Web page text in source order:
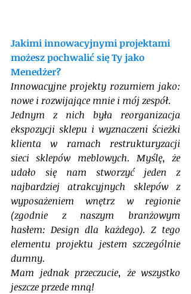
Jakimi innowacyjnymi projektami
możesz pochwalić się Ty jako
Menedżer?
Innowacyjne projekty rozumiem jako:
nowe i rozwijające mnie i mój zespół.
Jednym z nich była reorganizacja
ekspozycji sklepu i wyznaczeni ścieżki
klienta w ramach restrukturyzacji
sieci sklepów meblowych. Myślę, że
udało się nam stworzyć jeden z
najbardziej atrakcyjnych sklepów z
wyposażeniem wnętrz w regionie
(zgodnie z naszym branżowym
hasłem: Design dla każdego). Z tego
elementu projektu jestem szczególnie
dumny.
Mam jednak przeczucie, że wszystko
jeszcze przede mną!